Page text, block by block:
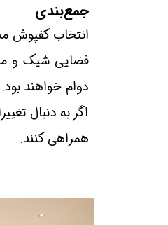
جمع‌بندی
انتخاب کفپوش
فضایی شیک و
دوام خواهند بود.
اگر به دنبال
همراهی کنند.